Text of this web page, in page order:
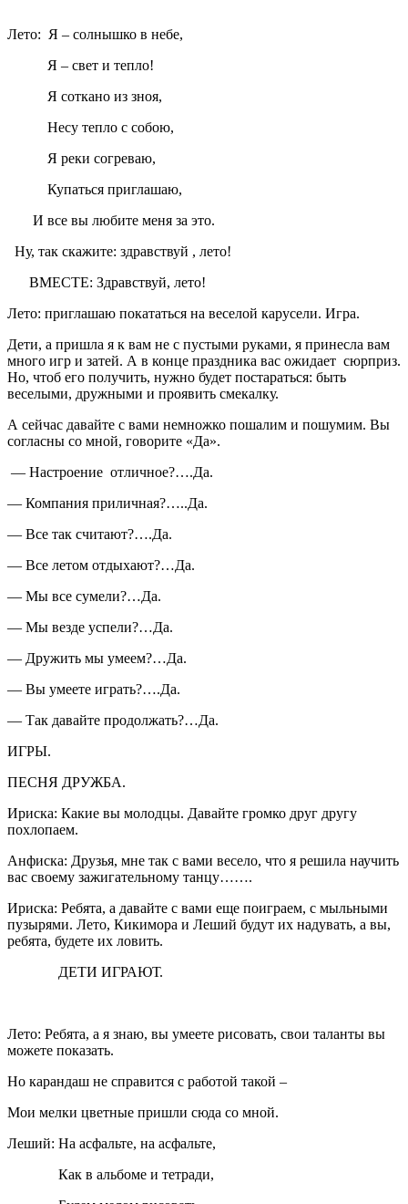
Лето: Я – солнышко в небе,
Я – свет и тепло!
Я соткано из зноя,
Несу тепло с собою,
Я реки согреваю,
Купаться приглашаю,
И все вы любите меня за это.
Ну, так скажите: здравствуй , лето!
ВМЕСТЕ: Здравствуй, лето!
Лето: приглашаю покататься на веселой карусели. Игра.
Дети, а пришла я к вам не с пустыми руками, я принесла вам
много игр и затей. А в конце праздника вас ожидает сюрприз.
Но, чтоб его получить, нужно будет постараться: быть
веселыми, дружными и проявить смекалку.
А сейчас давайте с вами немножко пошалим и пошумим. Вы
согласны со мной, говорите «Да».
— Настроение отличное?….Да.
— Компания приличная?…..Да.
— Все так считают?….Да.
— Все летом отдыхают?…Да.
— Мы все сумели?…Да.
— Мы везде успели?…Да.
— Дружить мы умеем?…Да.
— Вы умеете играть?….Да.
— Так давайте продолжать?…Да.
ИГРЫ.
ПЕСНЯ ДРУЖБА.
Ириска: Какие вы молодцы. Давайте громко друг другу
похлопаем.
Анфиска: Друзья, мне так с вами весело, что я решила научить
вас своему зажигательному танцу…….
Ириска: Ребята, а давайте с вами еще поиграем, с мыльными
пузырями. Лето, Кикимора и Леший будут их надувать, а вы,
ребята, будете их ловить.
ДЕТИ ИГРАЮТ.
Лето: Ребята, а я знаю, вы умеете рисовать, свои таланты вы
можете показать.
Но карандаш не справится с работой такой –
Мои мелки цветные пришли сюда со мной.
Леший: На асфальте, на асфальте,
Как в альбоме и тетради,